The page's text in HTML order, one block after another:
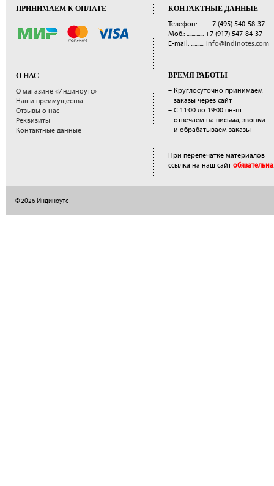
ПРИНИМАЕМ К ОПЛАТЕ
О НАС
О магазине «Индиноутс»
Наши преимущества
Отзывы о нас
Реквизиты
Контактные данные
КОНТАКТНЫЕ ДАННЫЕ
Телефон: ...... +7 (495) 540-58-37
Моб.: .............. +7 (917) 547-84-37
E-mail: ........... info@indinotes.com
ВРЕМЯ РАБОТЫ
– Круглосуточно принимаем
заказы через сайт
– С 11:00 до 19:00 пн-пт
отвечаем на письма, звонки
и обрабатываем заказы
При перепечатке материалов
ссылка на наш сайт обязательна.
© 2026 Индиноутс